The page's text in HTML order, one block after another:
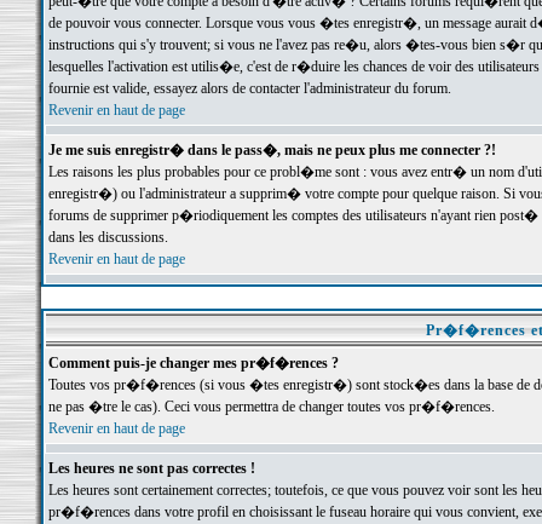
de pouvoir vous connecter. Lorsque vous vous �tes enregistr�, un message aurait
instructions qui s'y trouvent; si vous ne l'avez pas re�u, alors �tes-vous bien s�r
lesquelles l'activation est utilis�e, c'est de r�duire les chances de voir des
fournie est valide, essayez alors de contacter l'administrateur du forum.
Revenir en haut de page
Je me suis enregistr� dans le pass�, mais ne peux plus me connecter ?!
Les raisons les plus probables pour ce probl�me sont : vous avez entr� un nom
enregistr�) ou l'administrateur a supprim� votre compte pour quelque raison. Si
forums de supprimer p�riodiquement les comptes des utilisateurs n'ayant rien
dans les discussions.
Revenir en haut de page
Pr�f�rences
Comment puis-je changer mes pr�f�rences ?
Toutes vos pr�f�rences (si vous �tes enregistr�) sont stock�es dans la base de
ne pas �tre le cas). Ceci vous permettra de changer toutes vos pr�f�rences.
Revenir en haut de page
Les heures ne sont pas correctes !
Les heures sont certainement correctes; toutefois, ce que vous pouvez voir sont
pr�f�rences dans votre profil en choisissant le fuseau horaire qui vous convient,